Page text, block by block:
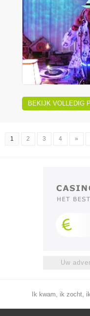
BEKIJK VOLLEDIG
1 2 3 4 »
Uw
Ik kwam, ik zocht,